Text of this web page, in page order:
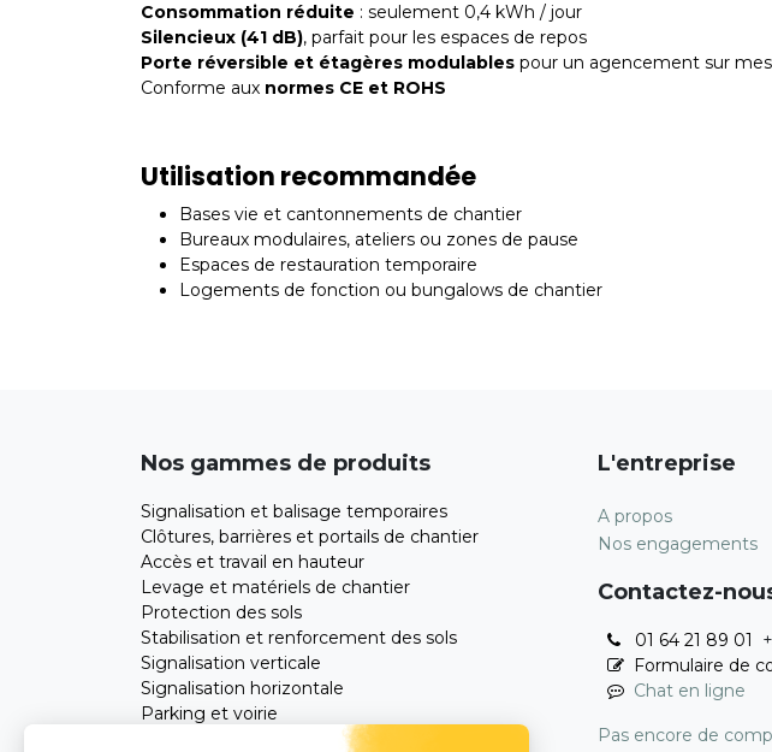
Consommation réduite : seulement 0,4 kWh / jour
Silencieux (41 dB), parfait pour les espaces de repos
Porte réversible et étagères modulables pour un agencement sur
Conforme aux normes CE et ROHS
Utilisation recommandée
Bases vie et cantonnements de chantier
Bureaux modulaires, ateliers ou zones de pause
Espaces de restauration temporaire
Logements de fonction ou bungalows de chantier
Nos gammes de produits
Signalisation et balisage temporaires
Clôtures, barrières et portails de chantier
Accès et travail en hauteur
Levage et matériels de chantier
Protection des sols
Stabilisation et renforcement des sols
Signalisation verticale
Signalisation horizontale
Parking et voirie
L'entreprise
A propos
Nos engagements
Contactez-
01 64 21 89 01
Formulaire de
Chat en ligne
Pas encore de